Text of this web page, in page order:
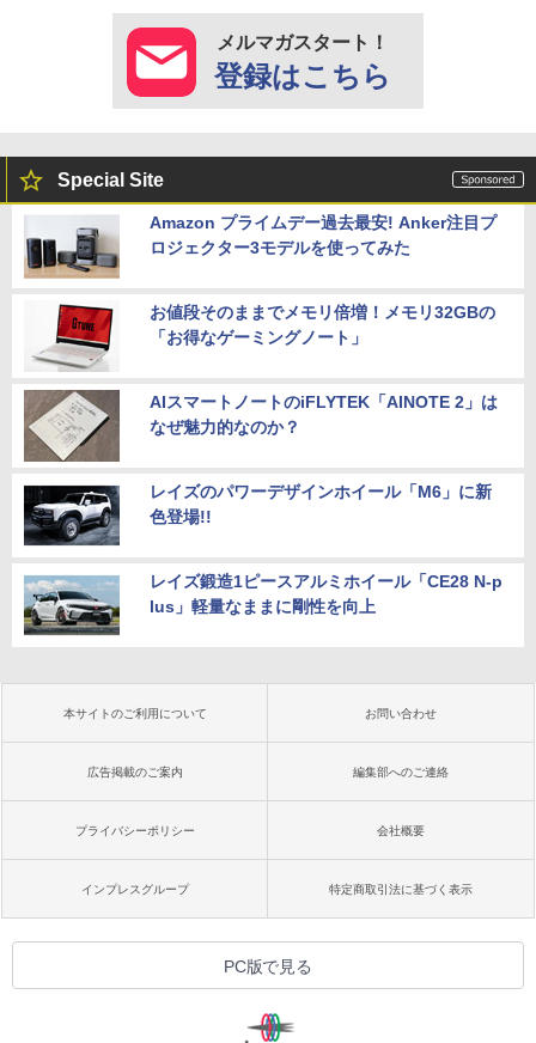
メルマガスタート！
登録はこちら
Special Site
Amazon プライムデー過去最安! Anker注目プ
ロジェクター3モデルを使ってみた
お値段そのままでメモリ倍増！メモリ32GBの
「お得なゲーミングノート」
AIスマートノートのiFLYTEK「AINOTE 2」は
なぜ魅力的なのか？
レイズのパワーデザインホイール「M6」に新
色登場!!
レイズ鍛造1ピースアルミホイール「CE28 N-p
lus」軽量なままに剛性を向上
本サイトのご利用について お問い合わせ
広告掲載のご案内 編集部へのご連絡
プライバシーポリシー 会社概要
インプレスグループ 特定商取引法に基づく表示
PC版で見る